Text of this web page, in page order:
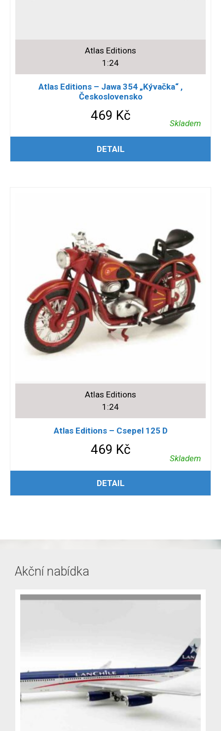
Atlas Editions
1:24
Atlas Editions – Jawa 354 „Kývačka“ ,
Československo
469 Kč
Skladem
PŘIDAT DO KOŠÍKU
DETAIL
Atlas Editions
1:24
Atlas Editions – Csepel 125 D
469 Kč
Skladem
PŘIDAT DO KOŠÍKU
DETAIL
Akční nabídka